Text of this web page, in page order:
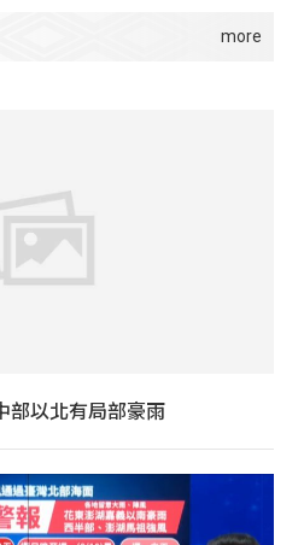
部以北有局部豪雨